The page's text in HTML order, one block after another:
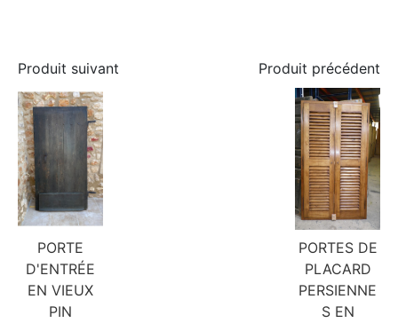
Produit suivant
PORTE
D'ENTRÉE
EN VIEUX
PIN
Produit précédent
PORTES DE
PLACARD
PERSIENNE
S EN